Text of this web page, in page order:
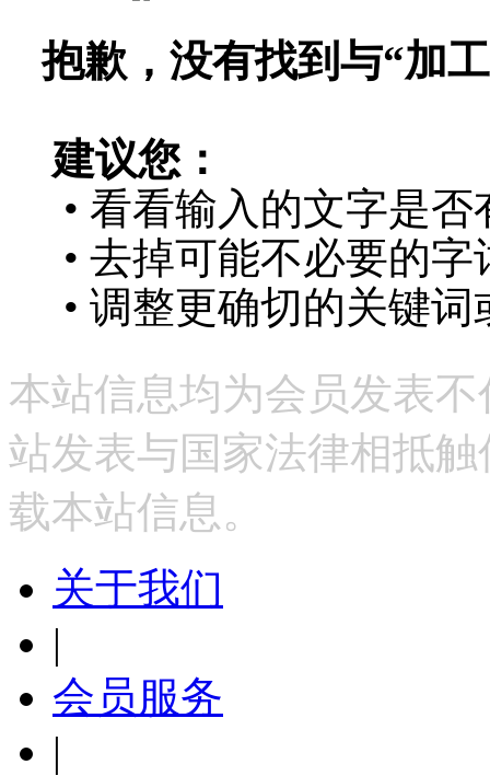
抱歉，没有找到与“加工
建议您：
• 看看输入的文字是否
• 去掉可能不必要的字
• 调整更确切的关键
本站信息均为会员发表
站发表与国家法律相抵
载本站信息。
关于我们
|
会员服务
|